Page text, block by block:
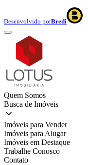
Desenvolvido porBredi
Quem Somos
Busca de Imóveis
Imóveis para Vender
Imóveis para Alugar
Imóveis em Destaque
Trabalhe Conosco
Contato